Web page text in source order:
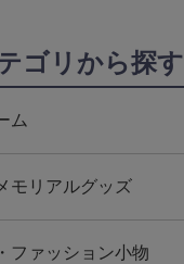
ゴリから探す
ム
モリアルグッズ
ファッション小物